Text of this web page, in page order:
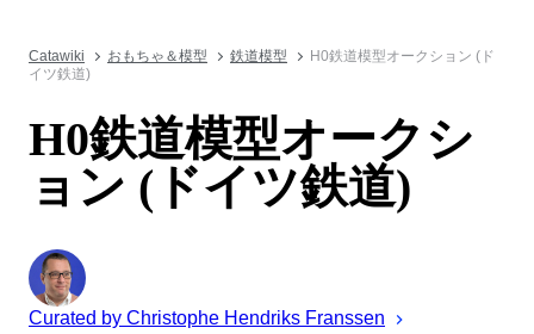
Catawiki おもちゃ＆模型 鉄道模型
H0鉄道模型オークション (ド
イツ鉄道)
H0鉄道模型オークシ
ョン (ドイツ鉄道)
Curated by Christophe Hendriks Franssen